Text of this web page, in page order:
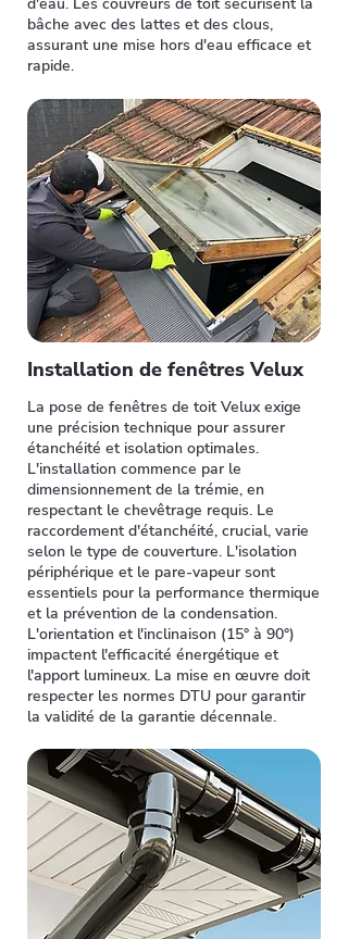
bâche avec des lattes et des clous,
assurant une mise hors d'eau efficace et
rapide.
Installation de fenêtres Velux
La pose de fenêtres de toit Velux exige
une précision technique pour assurer
étanchéité et isolation optimales.
L'installation commence par le
dimensionnement de la trémie, en
respectant le chevêtrage requis. Le
raccordement d'étanchéité, crucial, varie
selon le type de couverture. L'isolation
périphérique et le pare-vapeur sont
essentiels pour la performance thermique
et la prévention de la condensation.
L'orientation et l'inclinaison (15° à 90°)
impactent l'efficacité énergétique et
l'apport lumineux. La mise en œuvre doit
respecter les normes DTU pour garantir
la validité de la garantie décennale.